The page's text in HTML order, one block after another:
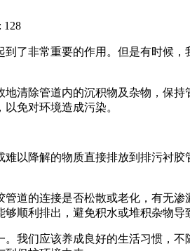
128
了非常重要的作用。但是有时候，
清除管道内的沉积物及杂物，保
免对环境造成污染。
以降解的物质直接排放到排污衬
道的连接是否松散或老化，有无
顺利排出，避免积水或堆积杂物导
我们应该养成良好的生活习惯，